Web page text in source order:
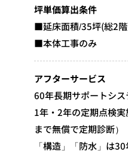
坪単価算出条件
■延床面積/35坪(総2階
■本体工事のみ
アフターサービス
60年長期サポートシ
1年・2年の定期点検
まで無償で定期診断）
「構造」「防水」は